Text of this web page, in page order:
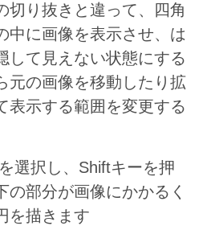
切り抜きと違って、四角
中に画像を表示させ、は
して見えない状態にする
元の画像を移動したり拡
表示する範囲を変更する
選択し、Shiftキーを押
の部分が画像にかかるく
を描きます